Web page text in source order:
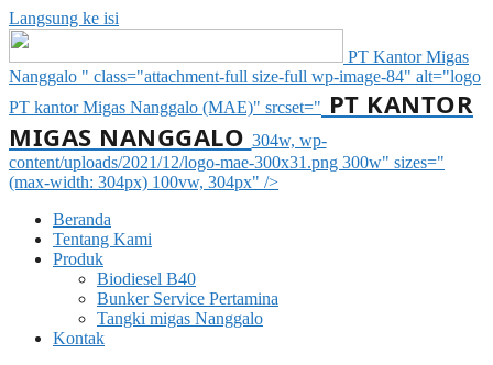
Langsung ke isi
PT Kantor Migas
Nanggalo " class="attachment-full size-full wp-image-84" alt="logo
PT kantor Migas Nanggalo (MAE)" srcset=" PT KANTOR
MIGAS NANGGALO 304w, wp-
content/uploads/2021/12/logo-mae-300x31.png 300w" sizes="
(max-width: 304px) 100vw, 304px" />
Beranda
Tentang Kami
Produk
Biodiesel B40
Bunker Service Pertamina
Tangki migas Nanggalo
Kontak